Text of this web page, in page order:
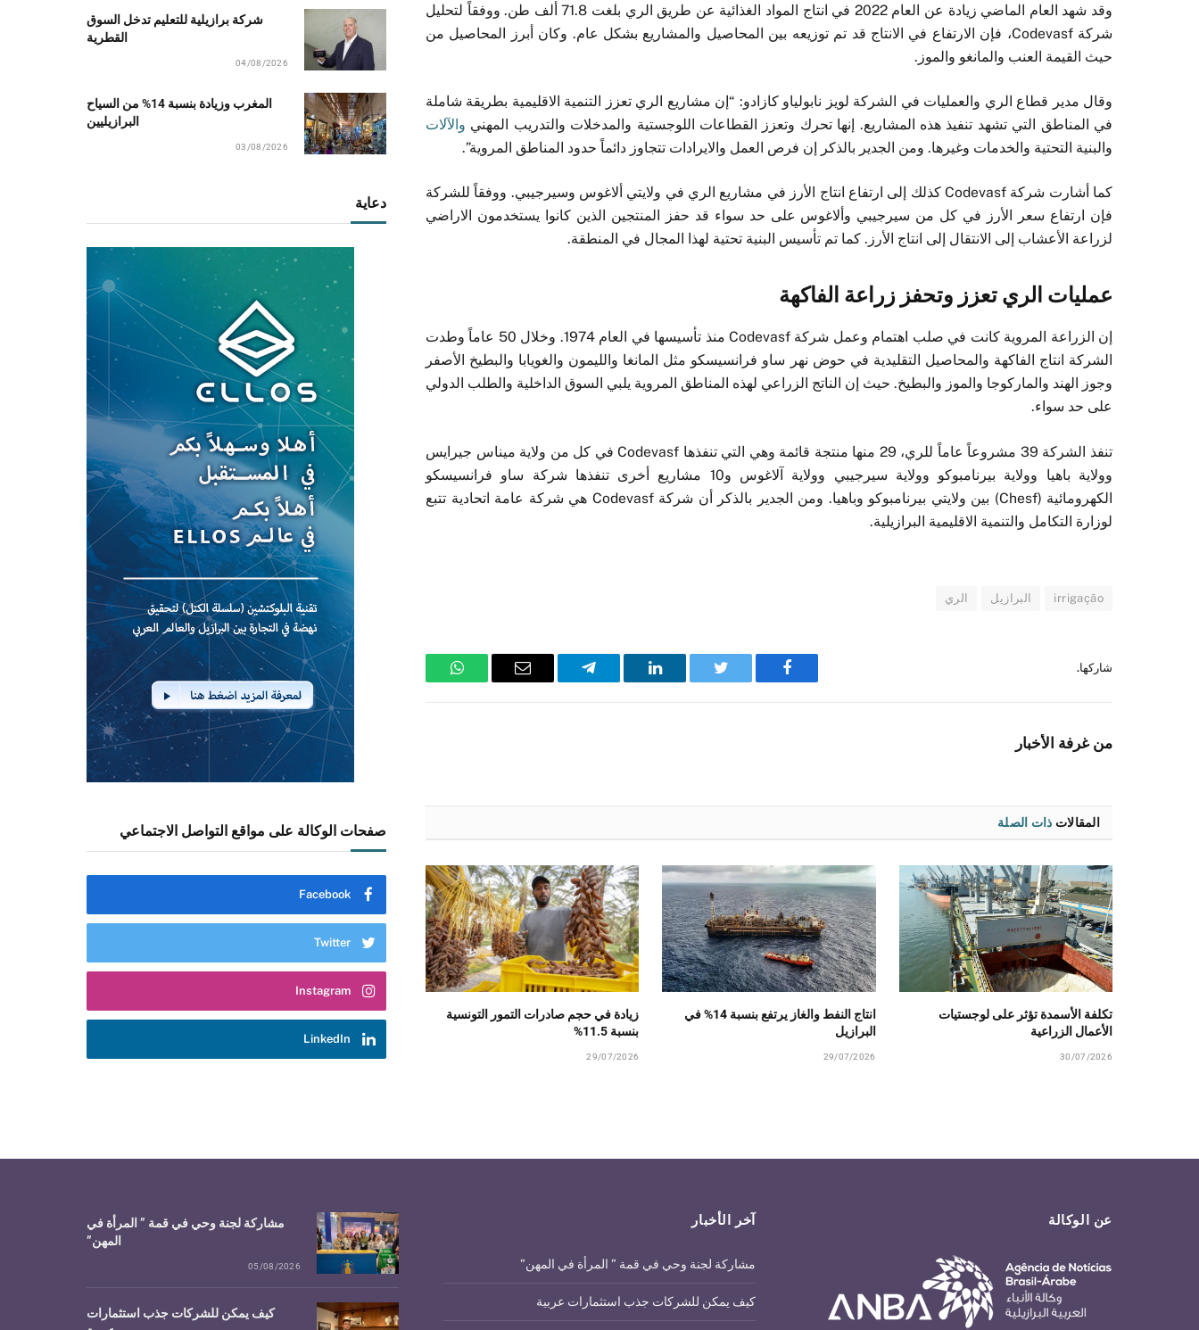
وقد شهد العام الماضي زيادة عن العام 2022 في انتاج المواد الغذائية عن طريق الري بلغت 71.8 ألف طن. ووفقاً لتحليل
شركة Codevasf، فإن الارتفاع في الانتاج قد تم توزيعه بين المحاصيل والمشاريع بشكل عام. وكان أبرز المحاصيل من
حيث القيمة العنب والمانغو والموز.
وقال مدير قطاع الري والعمليات في الشركة لويز نابولياو كازادو: “إن مشاريع الري تعزز التنمية الاقليمية بطريقة شاملة
في المناطق التي تشهد تنفيذ هذه المشاريع. إنها تحرك وتعزز القطاعات اللوجستية والمدخلات والتدريب المهني والآلات
والبنية التحتية والخدمات وغيرها. ومن الجدير بالذكر إن فرص العمل والايرادات تتجاوز دائماً حدود المناطق المروية”.
كما أشارت شركة Codevasf كذلك إلى ارتفاع انتاج الأرز في مشاريع الري في ولايتي ألاغوس وسيرجيبي. ووفقاً للشركة
فإن ارتفاع سعر الأرز في كل من سيرجيبي وألاغوس على حد سواء قد حفز المنتجين الذين كانوا يستخدمون الاراضي
لزراعة الأعشاب إلى الانتقال إلى انتاج الأرز. كما تم تأسيس البنية تحتية لهذا المجال في المنطقة.
عمليات الري تعزز وتحفز زراعة الفاكهة
إن الزراعة المروية كانت في صلب اهتمام وعمل شركة Codevasf منذ تأسيسها في العام 1974. وخلال 50 عاماً وطدت
الشركة انتاج الفاكهة والمحاصيل التقليدية في حوض نهر ساو فرانسيسكو مثل المانغا والليمون والغويابا والبطيخ الأصفر
وجوز الهند والماركوجا والموز والبطيخ. حيث إن الناتج الزراعي لهذه المناطق المروية يلبي السوق الداخلية والطلب الدولي
على حد سواء.
تنفذ الشركة 39 مشروعاً عاماً للري، 29 منها منتجة قائمة وهي التي تنفذها Codevasf في كل من ولاية ميناس جيرايس
وولاية باهيا وولاية بيرنامبوكو وولاية سيرجيبي وولاية آلاغوس و10 مشاريع أخرى تنفذها شركة ساو فرانسيسكو
الكهرومائية (Chesf) بين ولايتي بيرنامبوكو وباهيا. ومن الجدير بالذكر أن شركة Codevasf هي شركة عامة اتحادية تتبع
لوزارة التكامل والتنمية الاقليمية البرازيلية.
irrigação البرازيل الري
شاركها.
فيسبوك تويتر لينكدإن تيلقرام
البريد
واتساب
من غرفة الأخبار
المقالات ذات الصلة
تكلفة الأسمدة تؤثر على لوجستيات
الأعمال الزراعية
30/07/2026
انتاج النفط والغاز يرتفع بنسبة 14% في
البرازيل
29/07/2026
زيادة في حجم صادرات التمور التونسية
بنسبة 11.5%
29/07/2026
شركة برازيلية للتعليم تدخل السوق
القطرية
04/08/2026
المغرب وزيادة بنسبة 14% من السياح
البرازيليين
03/08/2026
دعاية
صفحات الوكالة على مواقع التواصل الاجتماعي
Facebook
Twitter
Instagram
LinkedIn
عن الوكالة آخر الأخبار
مشاركة لجنة وحي في قمة ” المرأة في المهن”
كيف يمكن للشركات جذب استثمارات عربية
مشاركة لجنة وحي في قمة ” المرأة في
المهن”
05/08/2026
كيف يمكن للشركات جذب استثمارات